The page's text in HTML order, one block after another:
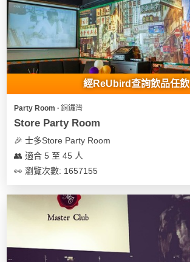
經ReUbird查詢飲品任飲
Party Room ∙ 銅鑼灣
Store Party Room
🎉 士多Store Party Room
👥 適合 5 至 45 人
👀 瀏覽次數: 1657155